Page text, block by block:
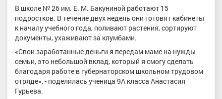
В школе № 26 им. Е. М. Бакуниной работают 15
подростков. В течение двух недель они готовят кабинеты
к началу учебного года, поливают растения, сортируют
документы, ухаживают за клумбами.
«Свои заработанные деньги я передам маме на нужды
семьи, это небольшой вклад, который я смогу сделать
благодаря работе в губернаторском школьном трудовом
отряде», - поделилась ученица 9А класса Анастасия
Гурьева.